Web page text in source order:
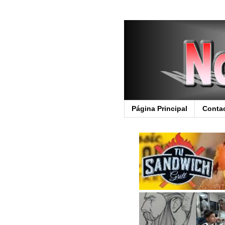
Página Principal